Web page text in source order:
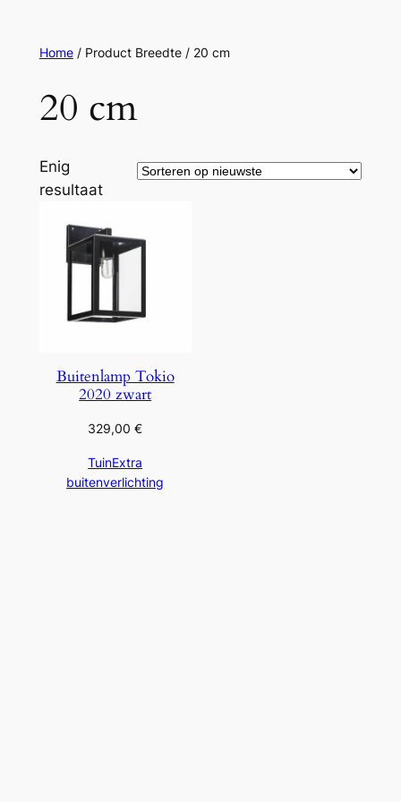
Home/ Product Breedte / 20 cm
20 cm
Enig
resultaat
Buitenlamp Tokio
2020 zwart
329,00€
TuinExtra
buitenverlichting